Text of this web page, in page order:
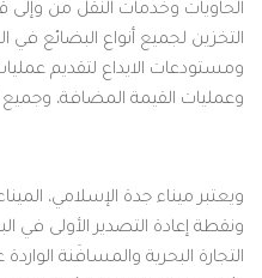
الحاويات وخدمات النقل من
التخزين لجميع أنواع البضائع
ومستودعات الايداع لتقديم
وعمليات القيمة المضافة،
ويعتبر ميناء جدة الإسلامي،
التجارة البحرية والمسافَنة